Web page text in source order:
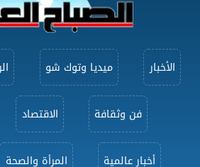
الأخبار ميديا وتوك شو
فن وثقافة الاقتصاد
أخبار عالمية المرأة والصحة